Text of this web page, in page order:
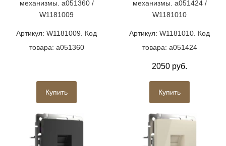
механизмы. a051360 /
W1181009
Артикул: W1181009. Код
товара: a051360
Купить
механизмы. a051424 /
W1181010
Артикул: W1181010. Код
товара: a051424
2050 руб.
Купить